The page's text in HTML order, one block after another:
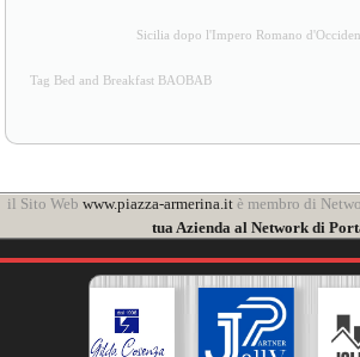
Sicilia dopo l'Impero Romano
Tag Bed and Breakfast BAOBAB
il Sito Web www.piazza-armerina.itè membro di
tua Azienda al Network di